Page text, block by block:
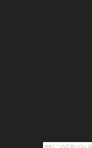
[PR] この広告は3ヶ